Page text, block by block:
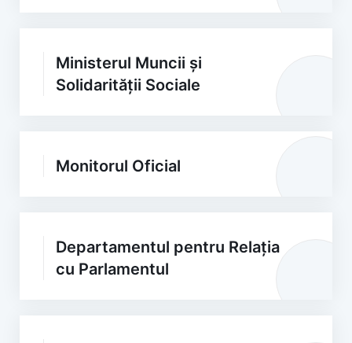
Ministerul Muncii și
Solidarității Sociale
Monitorul Oficial
Departamentul pentru Relația
cu Parlamentul